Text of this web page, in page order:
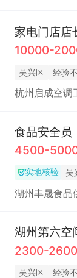
家电门店店
10000-
吴兴区 经验
杭州启成空调
食品安全员
4500-
实地核验 吴
湖州丰晟食品
湖州第六空
2300-
吴兴区 经验